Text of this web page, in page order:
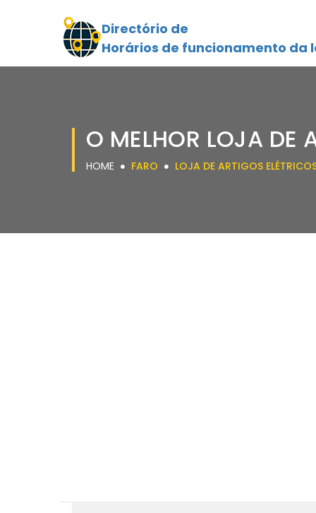
Directório de
Horários de funcionamento da
O MELHOR LOJA DE
HOME FARO LOJA DE ARTIGOS